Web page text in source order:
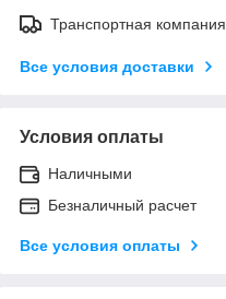
Транспортная компания
Все условия доставки
Условия оплаты
Наличными
Безналичный расчет
Все условия оплаты